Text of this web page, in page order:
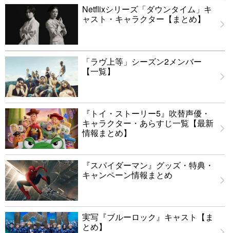
Netflixシリーズ「ダウンタイム」キ
ャスト・キャラクター【まとめ】
「ラヴ上等」シーズン2メンバー
【一覧】
『トイ・ストーリー5』吹替声優・
キャラクター・あらすじ一覧【最新
情報まとめ】
『スパイダーマン』グッズ・特典・
キャンペーン情報まとめ
実写『ブルーロック』キャスト【ま
とめ】